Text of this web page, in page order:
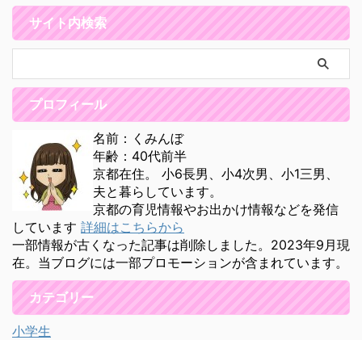
サイト内検索
プロフィール
名前：くみんぼ
年齢：40代前半
京都在住。 小6長男、小4次男、小1三男、
夫と暮らしています。
京都の育児情報やお出かけ情報などを発信
しています 詳細はこちらから
一部情報が古くなった記事は削除しました。2023年9月現
在。当ブログには一部プロモーションが含まれています。
カテゴリー
小学生